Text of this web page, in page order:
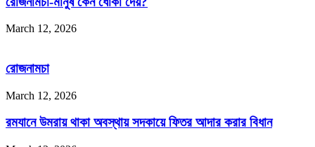
March 12, 2026
রোজনামচা
March 12, 2026
রমযানে উমরায় থাকা অবস্থায় সদকায়ে ফিতর আদার করার বিধান